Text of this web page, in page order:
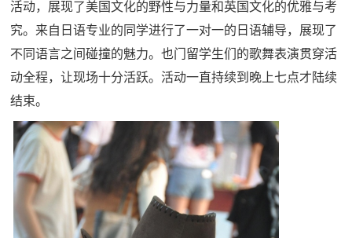
活动，展现了美国文化的野性与力量和英国文化的优雅与考
究。来自日语专业的同学进行了一对一的日语辅导，展现了
不同语言之间碰撞的魅力。也门留学生们的歌舞表演贯穿活
动全程，让现场十分活跃。活动一直持续到晚上七点才陆续
结束。